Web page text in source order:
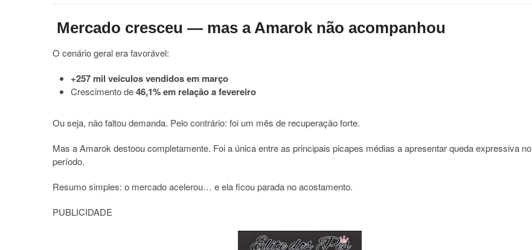
Mercado cresceu — mas a Amarok não acompanhou
O cenário geral era favorável:
+257 mil veículos vendidos em março
Crescimento de46,1% em relação a fevereiro
Ou seja, não faltou demanda. Pelo contrário: foi um mês de recuperação forte.
Mas a Amarok destoou completamente. Foi a única entre as principais picapes médias a apresentar queda expressiva no
período.
Resumo simples: o mercado acelerou… e ela ficou parada no acostamento.
PUBLICIDADE